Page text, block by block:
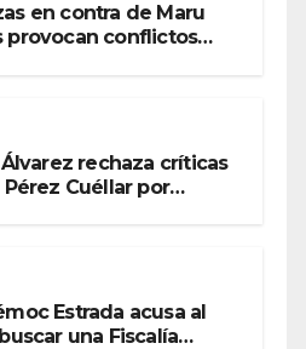
en contra de Maru
provocan conflictos
rechaza críticas
Cuéllar por
Estrada acusa al
una Fiscalía